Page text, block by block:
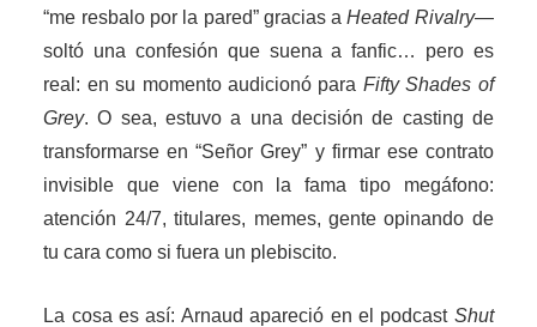
“me resbalo por la pared” gracias aHeated Rivalry—
soltó una confesión que suena a fanfic… pero es
real: en su momento audicionó para Fifty Shades of
Grey. O sea, estuvo a una decisión de casting de
transformarse en “Señor Grey” y firmar ese contrato
invisible que viene con la fama tipo megáfono:
atención 24/7, titulares, memes, gente opinando de
tu cara como si fuera un plebiscito.
La cosa es así: Arnaud apareció en el podcast Shut